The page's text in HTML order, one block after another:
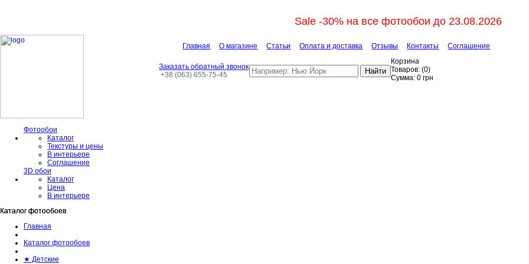
Sale -30% на все фотообои до 23.08.2026
Главная О магазине Статьи Оплата и доставка Отзывы Контакты Соглашение
Заказать обратный звонок
+38 (063) 655-75-45
Найти
Корзина
Товаров: (0)
Сумма: 0 грн
Фотообои
Каталог
Текстуры и цены
В интерьере
Соглашение
3D обои
Каталог
Цена
В интерьере
Каталог фотообоев
Каталог фотообоев
Главная
Каталог фотообоев
★ Детские